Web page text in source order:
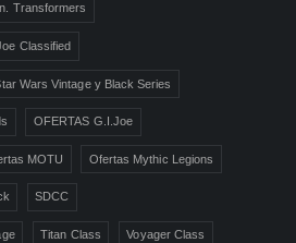
Transformers
Classified
Wars Vintage y Black Series
OFERTAS G.I.Joe
MOTU Ofertas Mythic Legions
SDCC
Titan Class Voyager Class